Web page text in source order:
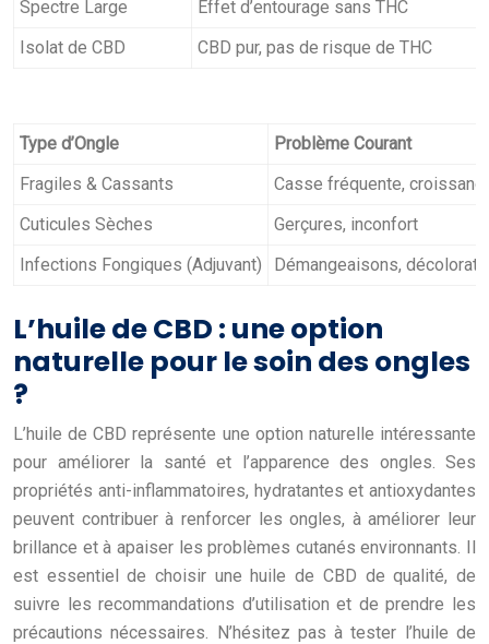
Spectre Large
Effet d’entourage sans THC
Isolat de CBD
CBD pur, pas de risque de THC
Type d’Ongle
Problème Courant
Fragiles & Cassants
Casse fréquente,
Cuticules Sèches
Gerçures, inconfort
Infections Fongiques (Adjuvant)
Démangeaisons,
L’huile de CBD : une option
naturelle pour le soin des ongles
?
L’huile de CBD représente une option naturelle intéressante
pour améliorer la santé et l’apparence des ongles. Ses
propriétés anti-inflammatoires, hydratantes et antioxydantes
peuvent contribuer à renforcer les ongles, à améliorer leur
brillance et à apaiser les problèmes cutanés environnants. Il
est essentiel de choisir une huile de CBD de qualité, de
suivre les recommandations d’utilisation et de prendre les
précautions nécessaires. N’hésitez pas à tester l’huile de